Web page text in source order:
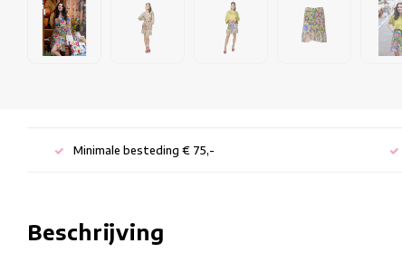
Minimale besteding € 75,-
Beschrijving